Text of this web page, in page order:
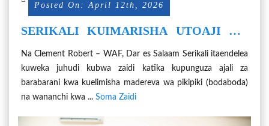
Posted On: April 12th, 2026
SERIKALI KUIMARISHA UTOAJI WA
PIKIPIKI (BODABODA)
Na Clement Robert – WAF, Dar es Salaam Serikali itaendelea
kuweka juhudi kubwa zaidi katika kupunguza ajali za
barabarani kwa kuelimisha madereva wa pikipiki (bodaboda)
na wananchi kwa ... Soma Zaidi